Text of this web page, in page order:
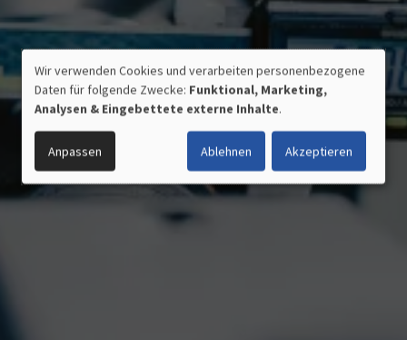
ZERTIFIZIERTE QUALITÄT
MADE IN GERMANY
VERWENDUNG
PERSONENBEZOGENER
DATEN
UND
COOKIES
Wir verwenden Cookies und verarbeiten personenbezogene
Daten für folgende Zwecke: Funktional, Marketing,
Analysen & Eingebettete externe Inhalte.
Anpassen Ablehnen Akzeptieren